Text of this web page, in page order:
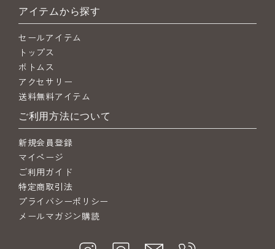
アイテムから探す
セールアイテム
トップス
ボトムス
アクセサリー
送料無料アイテム
ご利用方法について
新規会員登録
マイページ
ご利用ガイド
特定商取引法
プライバシーポリシー
メールマガジン購読